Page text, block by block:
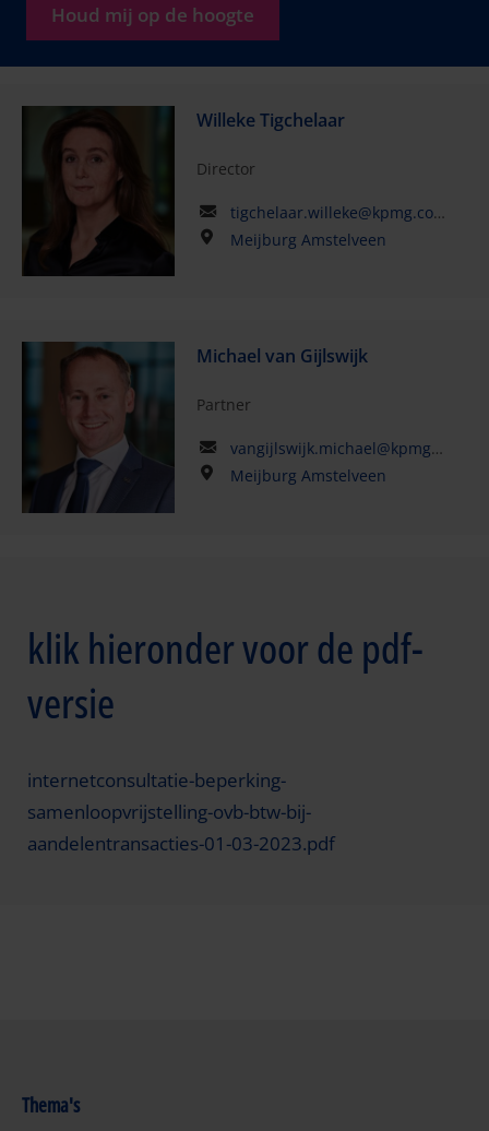
Houd mij op de hoogte
Willeke Tigchelaar
Director
tigchelaar.willeke@kpmg.com
Meijburg Amstelveen
Michael van Gijlswijk
Partner
vangijlswijk.michael@kpmg.com
Meijburg Amstelveen
klik hieronder voor de pdf-
versie
internetconsultatie-beperking-
samenloopvrijstelling-ovb-btw-bij-
aandelentransacties-01-03-2023.pdf
Thema's